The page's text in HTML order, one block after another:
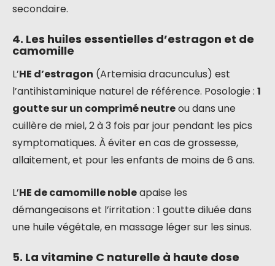
secondaire.
4. Les huiles essentielles d’estragon et de
camomille
L’HE d’estragon (Artemisia dracunculus) est
l’antihistaminique naturel de référence. Posologie : 1
goutte sur un comprimé neutreou dans une
cuillère de miel, 2 à 3 fois par jour pendant les pics
symptomatiques. À éviter en cas de grossesse,
allaitement, et pour les enfants de moins de 6 ans.
L’HE de camomille nobleapaise les
démangeaisons et l’irritation : 1 goutte diluée dans
une huile végétale, en massage léger sur les sinus.
5. La vitamine C naturelle à haute dose